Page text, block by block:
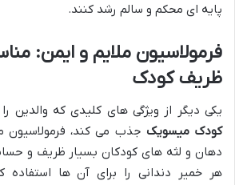
پایه ای محکم و سالم رشد کنند.
فرمولاسیون ملایم و ایمن:
ظریف کودک
یکی دیگر از ویژگی های کلیدی که والدین
کودک میسویک جذب می کند، فرمولاسیون
دهان و لثه های کودکان بسیار ظریف و
هر خمیر دندانی را برای آن ها استفاده